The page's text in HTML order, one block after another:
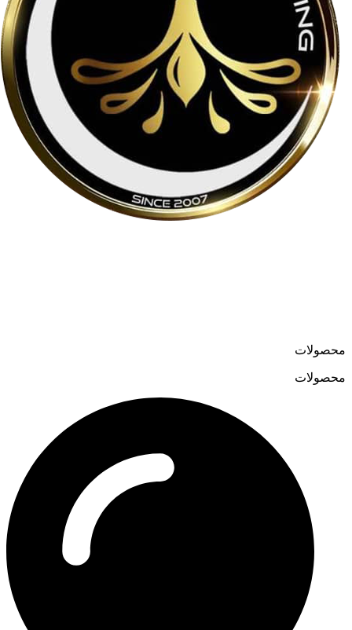
محصولات
محصولات